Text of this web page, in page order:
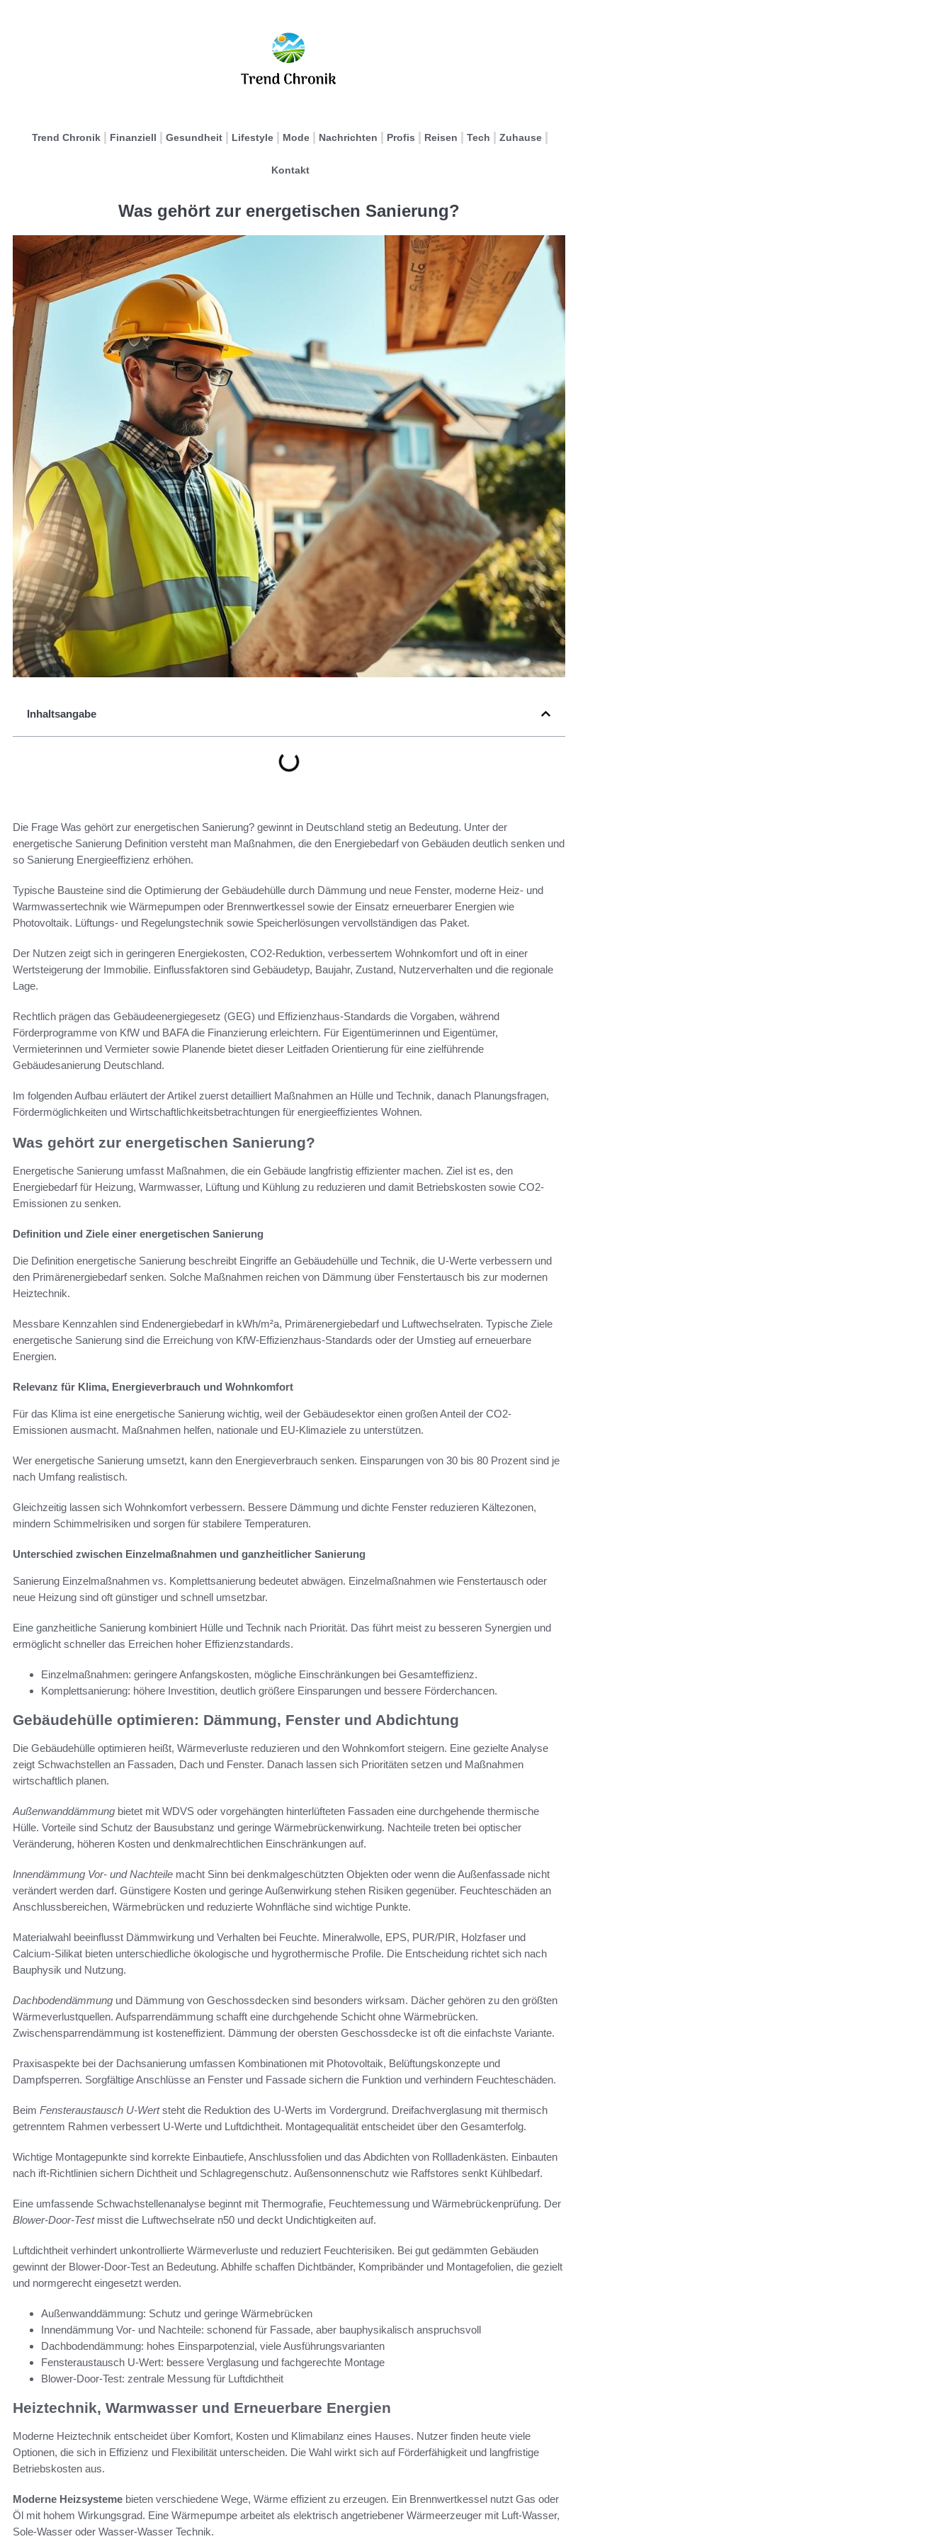
Trend Chronik Finanziell Gesundheit Lifestyle Mode Nachrichten Profis Reisen Tech Zuhause
Kontakt
Was gehört zur energetischen Sanierung?
Inhaltsangabe
Die Frage Was gehört zur energetischen Sanierung? gewinnt in Deutschland stetig an Bedeutung. Unter der
energetische Sanierung Definition versteht man Maßnahmen, die den Energiebedarf von Gebäuden deutlich senken und
so Sanierung Energieeffizienz erhöhen.
Typische Bausteine sind die Optimierung der Gebäudehülle durch Dämmung und neue Fenster, moderne Heiz- und
Warmwassertechnik wie Wärmepumpen oder Brennwertkessel sowie der Einsatz erneuerbarer Energien wie
Photovoltaik. Lüftungs- und Regelungstechnik sowie Speicherlösungen vervollständigen das Paket.
Der Nutzen zeigt sich in geringeren Energiekosten, CO2-Reduktion, verbessertem Wohnkomfort und oft in einer
Wertsteigerung der Immobilie. Einflussfaktoren sind Gebäudetyp, Baujahr, Zustand, Nutzerverhalten und die regionale
Lage.
Rechtlich prägen das Gebäudeenergiegesetz (GEG) und Effizienzhaus-Standards die Vorgaben, während
Förderprogramme von KfW und BAFA die Finanzierung erleichtern. Für Eigentümerinnen und Eigentümer,
Vermieterinnen und Vermieter sowie Planende bietet dieser Leitfaden Orientierung für eine zielführende
Gebäudesanierung Deutschland.
Im folgenden Aufbau erläutert der Artikel zuerst detailliert Maßnahmen an Hülle und Technik, danach Planungsfragen,
Fördermöglichkeiten und Wirtschaftlichkeitsbetrachtungen für energieeffizientes Wohnen.
Was gehört zur energetischen Sanierung?
Energetische Sanierung umfasst Maßnahmen, die ein Gebäude langfristig effizienter machen. Ziel ist es, den
Energiebedarf für Heizung, Warmwasser, Lüftung und Kühlung zu reduzieren und damit Betriebskosten sowie CO2-
Emissionen zu senken.
Definition und Ziele einer energetischen Sanierung
Die Definition energetische Sanierung beschreibt Eingriffe an Gebäudehülle und Technik, die U-Werte verbessern und
den Primärenergiebedarf senken. Solche Maßnahmen reichen von Dämmung über Fenstertausch bis zur modernen
Heiztechnik.
Messbare Kennzahlen sind Endenergiebedarf in kWh/m²a, Primärenergiebedarf und Luftwechselraten. Typische Ziele
energetische Sanierung sind die Erreichung von KfW-Effizienzhaus-Standards oder der Umstieg auf erneuerbare
Energien.
Relevanz für Klima, Energieverbrauch und Wohnkomfort
Für das Klima ist eine energetische Sanierung wichtig, weil der Gebäudesektor einen großen Anteil der CO2-
Emissionen ausmacht. Maßnahmen helfen, nationale und EU-Klimaziele zu unterstützen.
Wer energetische Sanierung umsetzt, kann den Energieverbrauch senken. Einsparungen von 30 bis 80 Prozent sind je
nach Umfang realistisch.
Gleichzeitig lassen sich Wohnkomfort verbessern. Bessere Dämmung und dichte Fenster reduzieren Kältezonen,
mindern Schimmelrisiken und sorgen für stabilere Temperaturen.
Unterschied zwischen Einzelmaßnahmen und ganzheitlicher Sanierung
Sanierung Einzelmaßnahmen vs. Komplettsanierung bedeutet abwägen. Einzelmaßnahmen wie Fenstertausch oder
neue Heizung sind oft günstiger und schnell umsetzbar.
Eine ganzheitliche Sanierung kombiniert Hülle und Technik nach Priorität. Das führt meist zu besseren Synergien und
ermöglicht schneller das Erreichen hoher Effizienzstandards.
Einzelmaßnahmen: geringere Anfangskosten, mögliche Einschränkungen bei Gesamteffizienz.
Komplettsanierung: höhere Investition, deutlich größere Einsparungen und bessere Förderchancen.
Gebäudehülle optimieren: Dämmung, Fenster und Abdichtung
Die Gebäudehülle optimieren heißt, Wärmeverluste reduzieren und den Wohnkomfort steigern. Eine gezielte Analyse
zeigt Schwachstellen an Fassaden, Dach und Fenster. Danach lassen sich Prioritäten setzen und Maßnahmen
wirtschaftlich planen.
Außenwanddämmung bietet mit WDVS oder vorgehängten hinterlüfteten Fassaden eine durchgehende thermische
Hülle. Vorteile sind Schutz der Bausubstanz und geringe Wärmebrückenwirkung. Nachteile treten bei optischer
Veränderung, höheren Kosten und denkmalrechtlichen Einschränkungen auf.
Innendämmung Vor- und Nachteile macht Sinn bei denkmalgeschützten Objekten oder wenn die Außenfassade nicht
verändert werden darf. Günstigere Kosten und geringe Außenwirkung stehen Risiken gegenüber. Feuchteschäden an
Anschlussbereichen, Wärmebrücken und reduzierte Wohnfläche sind wichtige Punkte.
Materialwahl beeinflusst Dämmwirkung und Verhalten bei Feuchte. Mineralwolle, EPS, PUR/PIR, Holzfaser und
Calcium-Silikat bieten unterschiedliche ökologische und hygrothermische Profile. Die Entscheidung richtet sich nach
Bauphysik und Nutzung.
Dachbodendämmung und Dämmung von Geschossdecken sind besonders wirksam. Dächer gehören zu den größten
Wärmeverlustquellen. Aufsparrendämmung schafft eine durchgehende Schicht ohne Wärmebrücken.
Zwischensparrendämmung ist kosteneffizient. Dämmung der obersten Geschossdecke ist oft die einfachste Variante.
Praxisaspekte bei der Dachsanierung umfassen Kombinationen mit Photovoltaik, Belüftungskonzepte und
Dampfsperren. Sorgfältige Anschlüsse an Fenster und Fassade sichern die Funktion und verhindern Feuchteschäden.
Beim Fensteraustausch U-Wertsteht die Reduktion des U-Werts im Vordergrund. Dreifachverglasung mit thermisch
getrenntem Rahmen verbessert U-Werte und Luftdichtheit. Montagequalität entscheidet über den Gesamterfolg.
Wichtige Montagepunkte sind korrekte Einbautiefe, Anschlussfolien und das Abdichten von Rollladenkästen. Einbauten
nach ift-Richtlinien sichern Dichtheit und Schlagregenschutz. Außensonnenschutz wie Raffstores senkt Kühlbedarf.
Eine umfassende Schwachstellenanalyse beginnt mit Thermografie, Feuchtemessung und Wärmebrückenprüfung. Der
Blower-Door-Testmisst die Luftwechselrate n50 und deckt Undichtigkeiten auf.
Luftdichtheit verhindert unkontrollierte Wärmeverluste und reduziert Feuchterisiken. Bei gut gedämmten Gebäuden
gewinnt der Blower-Door-Test an Bedeutung. Abhilfe schaffen Dichtbänder, Kompribänder und Montagefolien, die gezielt
und normgerecht eingesetzt werden.
Außenwanddämmung: Schutz und geringe Wärmebrücken
Innendämmung Vor- und Nachteile: schonend für Fassade, aber bauphysikalisch anspruchsvoll
Dachbodendämmung: hohes Einsparpotenzial, viele Ausführungsvarianten
Fensteraustausch U-Wert: bessere Verglasung und fachgerechte Montage
Blower-Door-Test: zentrale Messung für Luftdichtheit
Heiztechnik, Warmwasser und Erneuerbare Energien
Moderne Heiztechnik entscheidet über Komfort, Kosten und Klimabilanz eines Hauses. Nutzer finden heute viele
Optionen, die sich in Effizienz und Flexibilität unterscheiden. Die Wahl wirkt sich auf Förderfähigkeit und langfristige
Betriebskosten aus.
Moderne Heizsysteme bieten verschiedene Wege, Wärme effizient zu erzeugen. Ein Brennwertkessel nutzt Gas oder
Öl mit hohem Wirkungsgrad. Eine Wärmepumpe arbeitet als elektrisch angetriebener Wärmeerzeuger mit Luft-Wasser,
Sole-Wasser oder Wasser-Wasser Technik.